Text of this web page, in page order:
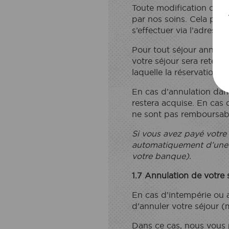
Toute modification de
par nos soins. Cela
s’effectuer via l’adresse
Pour tout séjour annulé
votre séjour sera
laquelle la réservation a
En cas d’annulation
restera acquise. En
ne sont pas
Si vous avez payé
automatiquement
votre banque).
1.7 Annulation de votre
En cas d’intempérie
d’annuler votre séjour
Dans ce cas, nous
ACCÉS A
Reservo la